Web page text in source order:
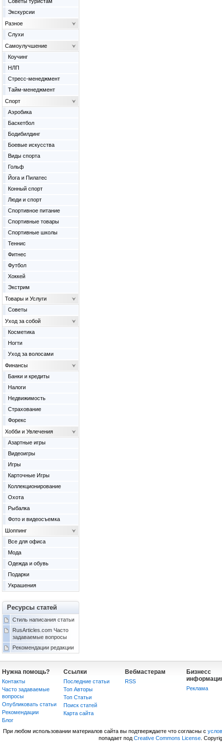
Экскурсии
Разное
Слухи
Самоулучшение
Коучинг
НЛП
Стресс-менеджмент
Тайм-менеджмент
Спорт
Аэробика
Баскетбол
Бодибилдинг
Боевые искусства
Виды спорта
Гольф
Йога и Пилатес
Конный спорт
Люди и спорт
Спортивное питание
Спортивные товары
Спортивные школы
Теннис
Фитнес
Футбол
Хоккей
Экстрим
Товары и Услуги
Советы
Уход за собой
Косметика
Ногти
Уход за волосами
Финансы
Банки и кредиты
Налоги
Недвижимость
Страхование
Форекс
Хобби и Увлечения
Азартные игры
Видеоигры
Игры
Карточные Игры
Коллекционирование
Охота
Рыбалка
Фото и видеосъемка
Шоппинг
Все для офиса
Мода
Одежда и обувь
Подарки
Украшения
Ресурсы статей
Стиль написания статьи
RusArticles.com Часто
задаваемые вопросы
Рекомендации редакции
Нужна помощь?
Контакты
Часто задаваемые
вопросы
Опубликовать статьи
Рекомендации
Блог
Ссылки
Последние статьи
Топ Авторы
Топ Статьи
Поиск статей
Карта сайта
Вебмастерам
RSS
Бизнесс
Реклама
При любом использовании материалов сайта вы подтверждаете что согласны с
попадает под Creative Commons License.